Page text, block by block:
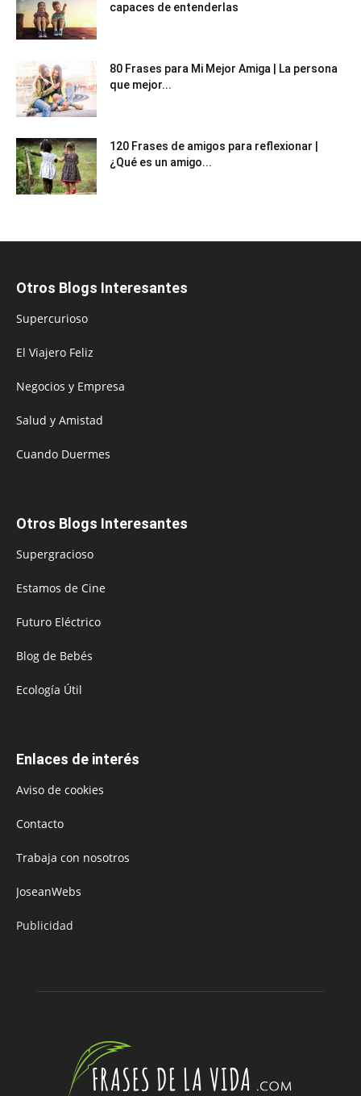
capaces de entenderlas
80 Frases para Mi Mejor Amiga | La persona
que mejor...
120 Frases de amigos para reflexionar |
¿Qué es un amigo...
Otros Blogs Interesantes
Supercurioso
El Viajero Feliz
Negocios y Empresa
Salud y Amistad
Cuando Duermes
Otros Blogs Interesantes
Supergracioso
Estamos de Cine
Futuro Eléctrico
Blog de Bebés
Ecología Útil
Enlaces de interés
Aviso de cookies
Contacto
Trabaja con nosotros
JoseanWebs
Publicidad